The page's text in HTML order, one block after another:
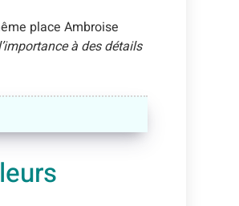
place Ambroise
à des détails